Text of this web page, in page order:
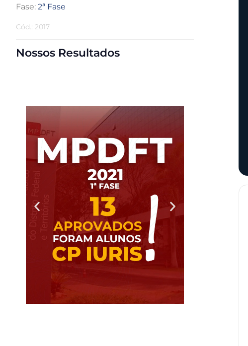
Fase: 2ª Fase
Cód.: 2017
Nossos Resultados